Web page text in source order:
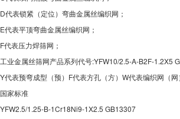
D代表锁紧（定位）弯曲金属丝编织网；
E代表平顶弯曲金属丝编织网；
F代表压力焊筛网；
工业金属丝筛网产品系列代号:YFW10/2.5-A-B2F-1.2X5
Y代表预弯成型（预）F代表方孔（方）W代表编织网（
国家标准
YFW2.5/1.25-B-1Cr18Ni9-1X2.5 GB13307